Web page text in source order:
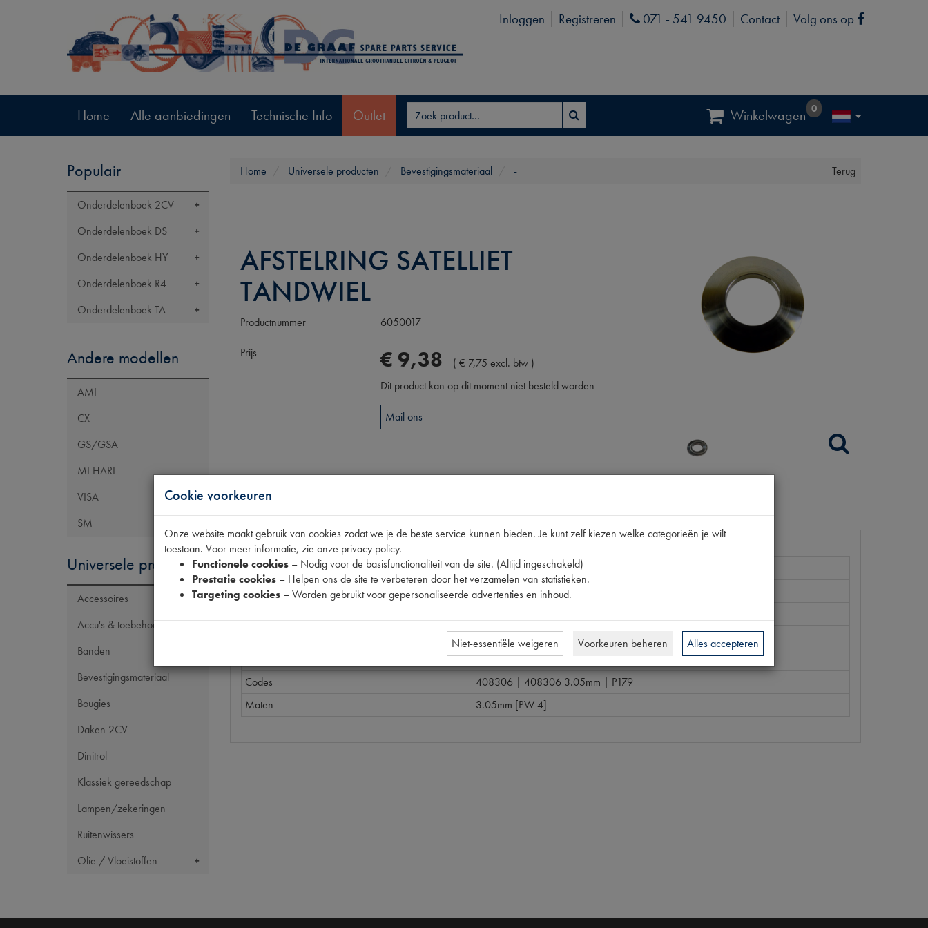
Inloggen Registreren Phone
071 - 541 9450 Contact Volg ons op Facebook
Home Alle aanbiedingen Technische Info Outlet Winkelwagen 0
Populair
Onderdelenboek 2CV
Onderdelenboek DS
Onderdelenboek HY
Onderdelenboek R4
Onderdelenboek TA
Andere modellen
AMI
CX
GS/GSA
MEHARI
VISA
SM
Universele producten
Accessoires
Accu's & toebehoren
Banden
Bevestigingsmateriaal
Bougies
Daken 2CV
Dinitrol
Klassiek gereedschap
Lampen/zekeringen
Ruitenwissers
Olie / Vloeistoffen
Terug
Home Universele producten Bevestigingsmateriaal -
AFSTELRING SATELLIET
TANDWIEL
Productnummer 6050017
Prijs € 9,38 (€ 7,75 excl. btw )
Dit product kan op dit moment niet besteld worden
Mail ons
Specificaties Omschrijving
Eigenschappen
Model Citroën
11CV
0
408306
Codes
408306 | 408306 3.05mm | P179
Maten
3.05mm [PW 4]
Cookie voorkeuren
Onze website maakt gebruik van cookies zodat we je de beste service kunnen bieden. Je kunt zelf kiezen welke categorieën je wilt
toestaan. Voor meer informatie, zie onze privacy policy.
Functionele cookies – Nodig voor de basisfunctionaliteit van de site. (Altijd ingeschakeld)
Prestatie cookies – Helpen ons de site te verbeteren door het verzamelen van statistieken.
Targeting cookies – Worden gebruikt voor gepersonaliseerde advertenties en inhoud.
Niet-essentiële weigeren Voorkeuren beheren Alles accepteren